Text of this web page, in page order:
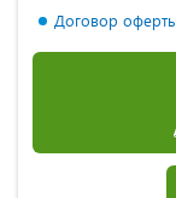
Договор